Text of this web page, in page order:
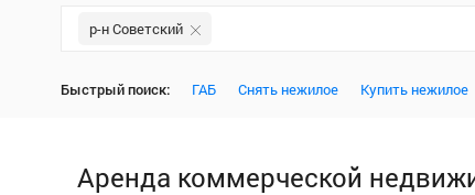
р-н Советский
Быстрый поиск: ГАБ Снять нежилое Купить нежилое
Аренда коммерческой